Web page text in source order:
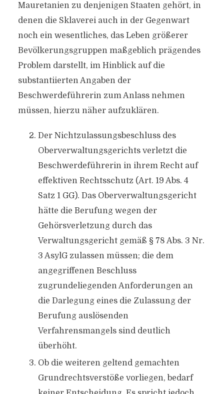
Mauretanien zu denjenigen Staaten gehört, in
denen die Sklaverei auch in der Gegenwart
noch ein wesentliches, das Leben größerer
Bevölkerungsgruppen maßgeblich prägendes
Problem darstellt, im Hinblick auf die
substantiierten Angaben der
Beschwerdeführerin zum Anlass nehmen
müssen, hierzu näher aufzuklären.
Der Nichtzulassungsbeschluss des
Oberverwaltungsgerichts verletzt die
Beschwerdeführerin in ihrem Recht auf
effektiven Rechtsschutz (Art. 19 Abs. 4
Satz 1 GG). Das Oberverwaltungsgericht
hätte die Berufung wegen der
Gehörsverletzung durch das
Verwaltungsgericht gemäß § 78 Abs. 3 Nr.
3 AsylG zulassen müssen; die dem
angegriffenen Beschluss
zugrundeliegenden Anforderungen an
die Darlegung eines die Zulassung der
Berufung auslösenden
Verfahrensmangels sind deutlich
überhöht.
Ob die weiteren geltend gemachten
Grundrechtsverstöße vorliegen, bedarf